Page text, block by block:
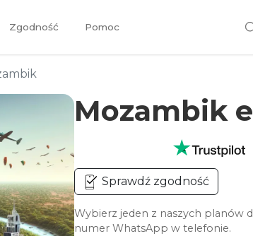
Zgodność Pomoc
Mozambik
Sprawdź zgodność
Wybierz jeden z naszych planów
numer WhatsApp w telefonie.